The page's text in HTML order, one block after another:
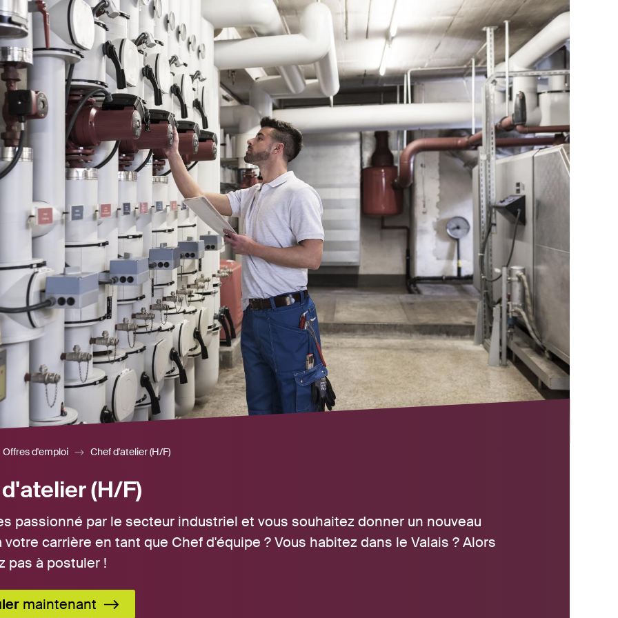
Offres d'emploi Chef d'atelier (H/F)
(H/F)
passionné par le secteur industriel et vous souhaitez donner un nouveau
votre carrière en tant que Chef d'équipe ? Vous habitez dans le Valais ? Alors
pas à postuler !
maintenant